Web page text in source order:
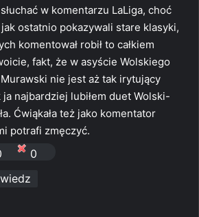
w komentarzu LaLiga, choć
ostatnio pokazywali stare klasyki,
komentował robił to całkiem
fakt, że w asyście Wolskiego
nie jest aż tak irytujący
ja najbardziej lubiłem duet Wolski-
Ćwiąkała też jako komentator
potrafi zmęczyć.
0